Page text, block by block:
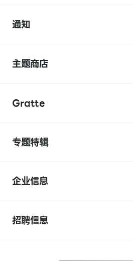
通知
主题商店
Gratte
专题特辑
企业信息
招聘信息